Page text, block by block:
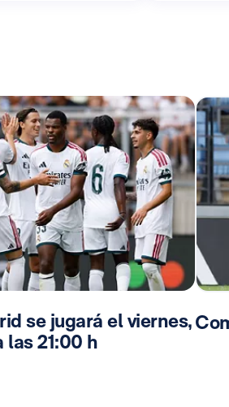
se jugará el viernes,
las 21:00 h